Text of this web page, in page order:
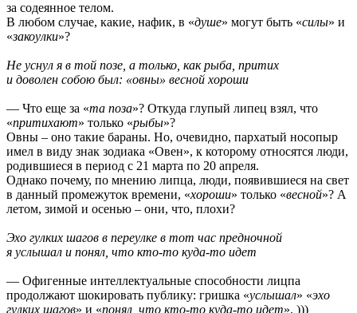
за содеянное телом.
В любом случае, какие, нафик, в «душе» могут быть «силы» и
«закоулки»?
Не уснул я в той позе, а только, как рыба, притих
и доволен собою был: «овны» весной хороши
— Что еще за «та поза»? Откуда глупый липец взял, что
«притихают» только «рыбы»?
Овны – оно такие бараны. Но, очевидно, пархатый носопыр
имел в виду знак зодиака «Овен», к которому относятся люди,
родившиеся в период с 21 марта по 20 апреля.
Однако почему, по мнению липца, люди, появившиеся на свет
в данный промежуток времени, «хороши» только «весной»? А
летом, зимой и осенью – они, что, плохи?
Эхо гулких шагов в переулке в тот час предночной
я услышал и понял, что кто-то куда-то идет
— Офигенные интеллектуальные способности лицпа
продолжают шокировать публику: гришка «услышал» «эхо
гулких шагов» и «понял, что кто-то куда-то идет». )))